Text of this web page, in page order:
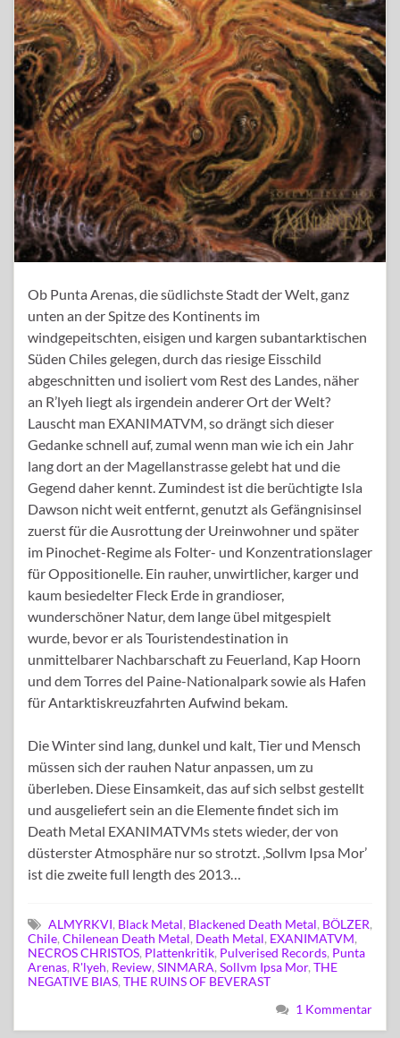
Ob Punta Arenas, die südlichste Stadt der Welt, ganz
unten an der Spitze des Kontinents im
windgepeitschten, eisigen und kargen subantarktischen
Süden Chiles gelegen, durch das riesige Eisschild
abgeschnitten und isoliert vom Rest des Landes, näher
an R’lyeh liegt als irgendein anderer Ort der Welt?
Lauscht man EXANIMATVM, so drängt sich dieser
Gedanke schnell auf, zumal wenn man wie ich ein Jahr
lang dort an der Magellanstrasse gelebt hat und die
Gegend daher kennt. Zumindest ist die berüchtigte Isla
Dawson nicht weit entfernt, genutzt als Gefängnisinsel
zuerst für die Ausrottung der Ureinwohner und später
im Pinochet-Regime als Folter- und Konzentrationslager
für Oppositionelle. Ein rauher, unwirtlicher, karger und
kaum besiedelter Fleck Erde in grandioser,
wunderschöner Natur, dem lange übel mitgespielt
wurde, bevor er als Touristendestination in
unmittelbarer Nachbarschaft zu Feuerland, Kap Hoorn
und dem Torres del Paine-Nationalpark sowie als Hafen
für Antarktiskreuzfahrten Aufwind bekam.
Die Winter sind lang, dunkel und kalt, Tier und Mensch
müssen sich der rauhen Natur anpassen, um zu
überleben. Diese Einsamkeit, das auf sich selbst gestellt
und ausgeliefert sein an die Elemente findet sich im
Death Metal EXANIMATVMs stets wieder, der von
düsterster Atmosphäre nur so strotzt. ‚Sollvm Ipsa Mor’
ist die zweite full length des 2013…
ALMYRKVI, Black Metal, Blackened Death Metal, BÖLZER,
Chile, Chilenean Death Metal, Death Metal, EXANIMATVM,
NECROS CHRISTOS, Plattenkritik, Pulverised Records, Punta
Arenas, R'lyeh, Review, SINMARA, Sollvm Ipsa Mor, THE
NEGATIVE BIAS, THE RUINS OF BEVERAST
1 Kommentar